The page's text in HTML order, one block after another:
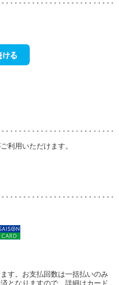
利用いただけます。
す。お支払回数は一括払いのみ
となりますので、詳細はカード